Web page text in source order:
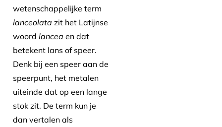
wetenschappelijke term
lanceolata zit het Latijnse
woord lancea en dat
betekent lans of speer.
Denk bij een speer aan de
speerpunt, het metalen
uiteinde dat op een lange
stok zit. De term kun je
dan vertalen als